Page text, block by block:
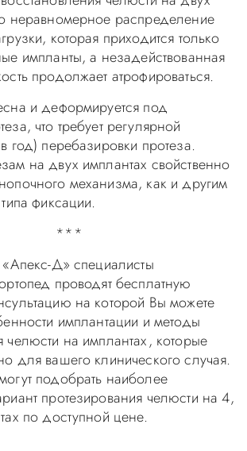
неравномерное распределение
которая приходится только
импланты, а незадействованная
продолжает атрофироваться.
и деформируется под
что требует регулярной
год) перебазировки протеза.
на двух имплантах свойственно
механизма, как и другим
фиксации.
***
«Апекс-Д» специалисты
проводят бесплатную
на которой Вы можете
имплантации и методы
челюсти на имплантах, которые
для вашего клинического случая.
подобрать наиболее
протезирования челюсти на 4,
по доступной цене.